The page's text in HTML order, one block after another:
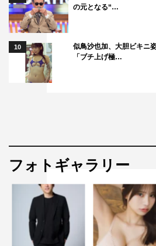
原作：アーサー・コナン・ドイル
ズ』シリーズ
『白い巨塔』）
プロデュース：太田大（『モンテ
公式HP：https://www.fujitv.co.jp/
公式Twitter：@SHERLOCKcx
公式Instagram：sherlock_cx
©フジテレビ
の元となる“…
10
似鳥沙也加、大胆ビキニ
「ブチ上げ極…
フォトギャラリー